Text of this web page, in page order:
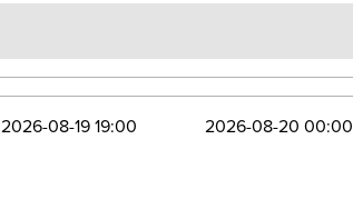
2026-08-19 19:00 2026-08-20 00:00